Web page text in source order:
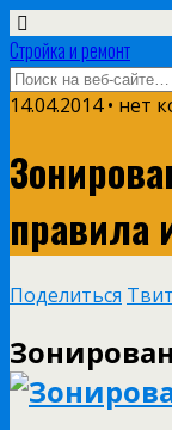
Стройка и ремонт
14.04.2014 • нет
правила
Поделиться